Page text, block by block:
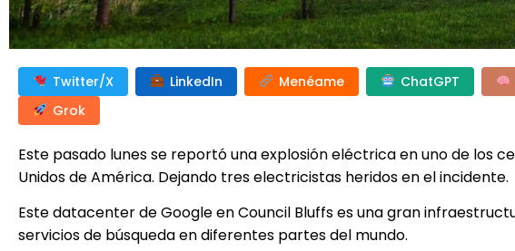
Twitter/X LinkedIn Menéame ChatGPT
Grok
Este pasado lunes se reportó una explosión eléctrica en uno de los
Unidos de América. Dejando tres electricistas heridos en el incidente.
Este datacenter de Google en Council Bluffs es una gran
servicios de búsqueda en diferentes partes del mundo.